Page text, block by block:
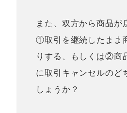
また、双方から商品が
①取引を継続したまま
りする、もしくは②商
に取引キャンセルのど
しょうか？